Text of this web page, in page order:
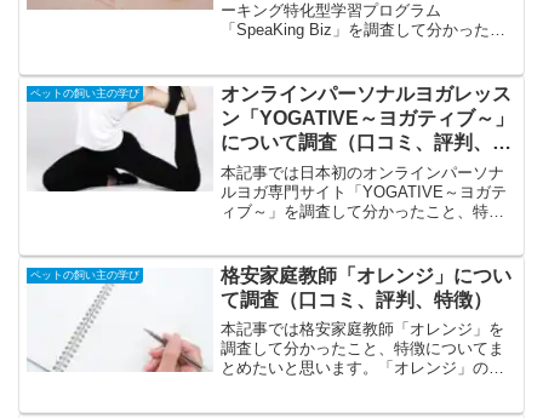
ーキング特化型学習プログラム
「SpeaKing Biz」を調査して分かったこ
語を学びたい英語力：中級～上級者
（TOEIC600点以上）...
ペットの飼い主の学び
オンラインパーソナルヨガレッス
ン「YOGATIVE～ヨガティブ～」
について調査（口コミ、評判、特
徴）
本記事では日本初のオンラインパーソナ
ルヨガ専門サイト「YOGATIVE～ヨガテ
ィブ～」を調査して分かったこと、特徴
ズができなかった仕事・家事・育児に忙
しい昔の体型を取り...
ペットの飼い主の学び
格安家庭教師「オレンジ」につい
て調査（口コミ、評判、特徴）
本記事では格安家庭教師「オレンジ」を
調査して分かったこと、特徴についてま
とめたいと思います。「オレンジ」の特